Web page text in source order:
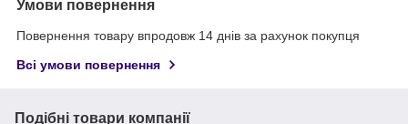
Умови повернення
Повернення товару впродовж 14 днів за рахунок покупця
Всі умови повернення
Подібні товари компанії